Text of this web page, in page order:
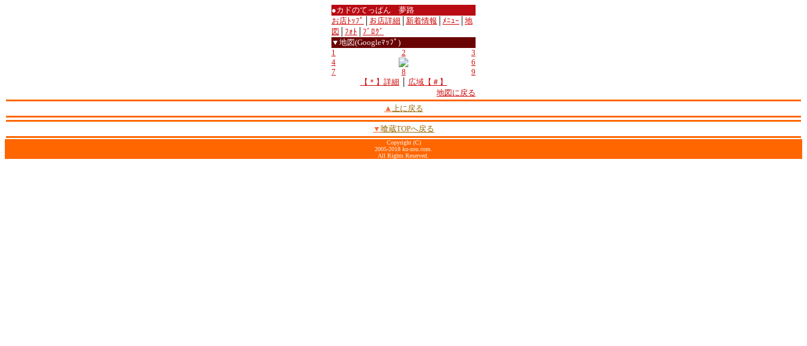
●カドのてっぱん 夢路
お店ﾄｯﾌﾟ
お店詳細 新着情報 ﾒﾆｭｰ
地
図
ﾌｫﾄ
ﾌﾞﾛｸﾞ
▼地図(Googleﾏｯﾌﾟ)
1
2
3
4
6
7
8
9
【＊】詳細
広域【＃】
地図に戻る
▲ 上に戻る
▼ 喰蔵TOPへ戻る
Copyright (C)
2005-2018 ku-zou.com.
All Rights Reserved.